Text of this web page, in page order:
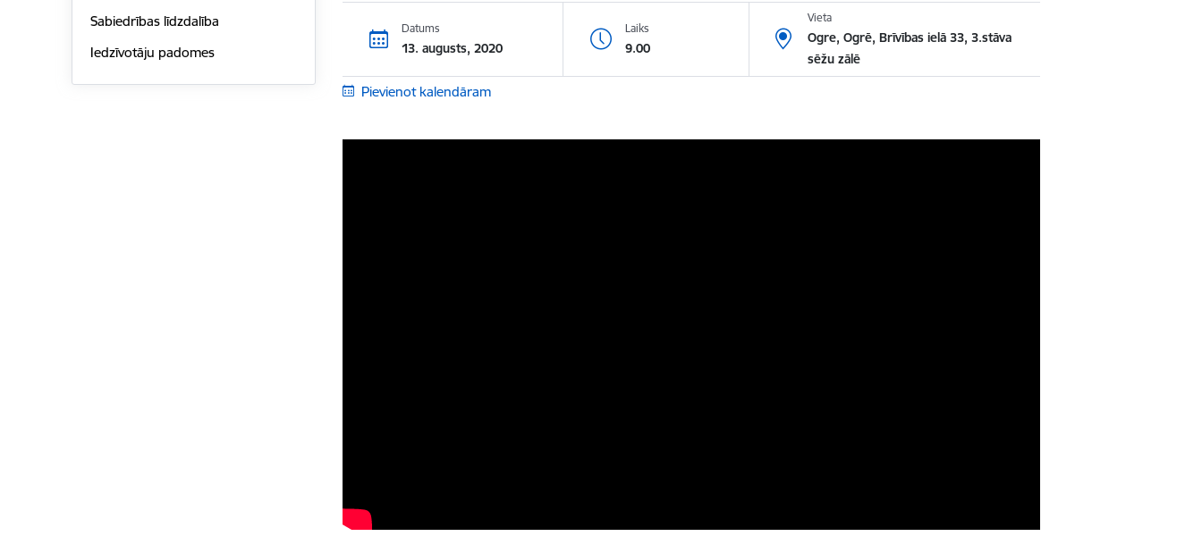
Sabiedrības līdzdalība
Iedzīvotāju padomes
Datums
13. augusts, 2020
Laiks
9.00
Vieta
Ogre, Ogrē, Brīvības ielā 33, 3.stāva
sēžu zālē
Pievienot kalendāram